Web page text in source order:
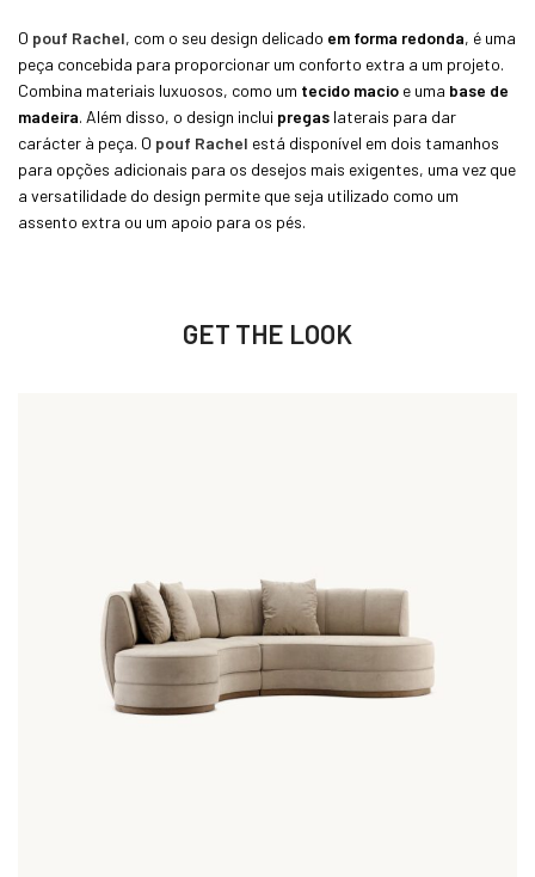
O pouf Rachel, com o seu design delicado em forma redonda, é uma
peça concebida para proporcionar um conforto extra a um projeto.
Combina materiais luxuosos, como um tecido macio e uma base de
madeira. Além disso, o design inclui pregas laterais para dar
carácter à peça. O pouf Rachel está disponível em dois tamanhos
para opções adicionais para os desejos mais exigentes, uma vez que
a versatilidade do design permite que seja utilizado como um
assento extra ou um apoio para os pés.
GET THE LOOK